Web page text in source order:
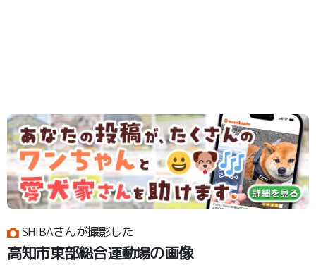
SHIBAさんが撮影した
高知市東部総合運動場の画像